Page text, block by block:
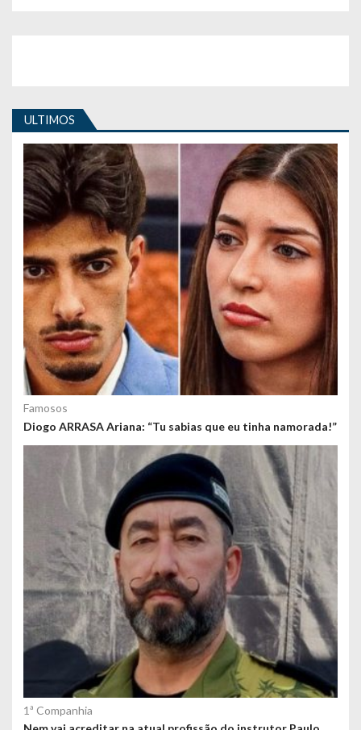
i
g
o
s
ULTIMOS
Famosos
Diogo ARRASA Ariana: “Tu sabias que eu tinha namorada!”
1ª Companhia